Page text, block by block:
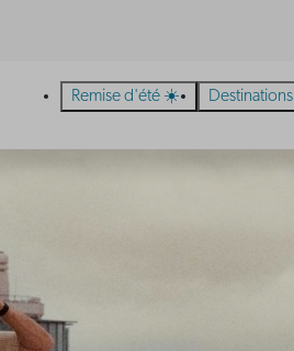
Remise d'été ☀️ Destinations